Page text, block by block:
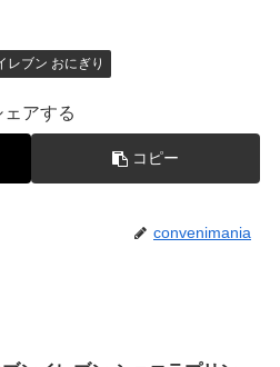
レブン おにぎり
ェアする
コピー
convenimania